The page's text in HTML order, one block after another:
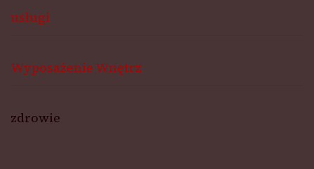
usługi
Wyposażenie Wnętrz
zdrowie